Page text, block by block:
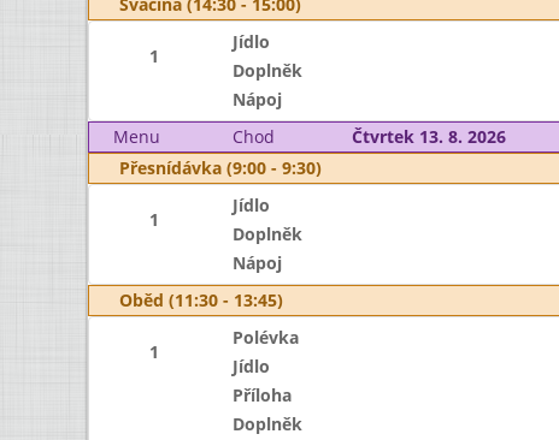
1
Jídlo
Doplněk
Nápoj
Menu
Chod Čtvrtek 13. 8. 2026
Přesnídávka (9:00 - 9:30)
1
Jídlo
Doplněk
Nápoj
Oběd (11:30 - 13:45)
1
Polévka
Jídlo
Příloha
Doplněk